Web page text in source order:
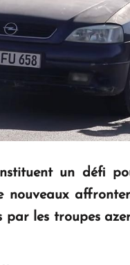
un défi
nouveaux
les troupes